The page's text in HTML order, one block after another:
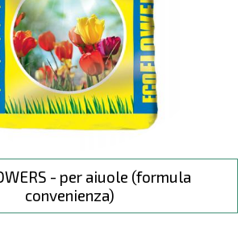
- per aiuole (formula
convenienza)